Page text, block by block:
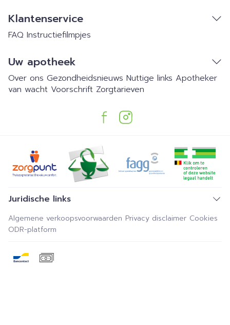
Klantenservice
FAQ Instructiefilmpjes
Uw apotheek
Over ons Gezondheidsnieuws Nuttige links Apotheker
van wacht Voorschrift Zorgtarieven
Juridische links
Algemene verkoopsvoorwaarden Privacy disclaimer Cookies
ODR-platform